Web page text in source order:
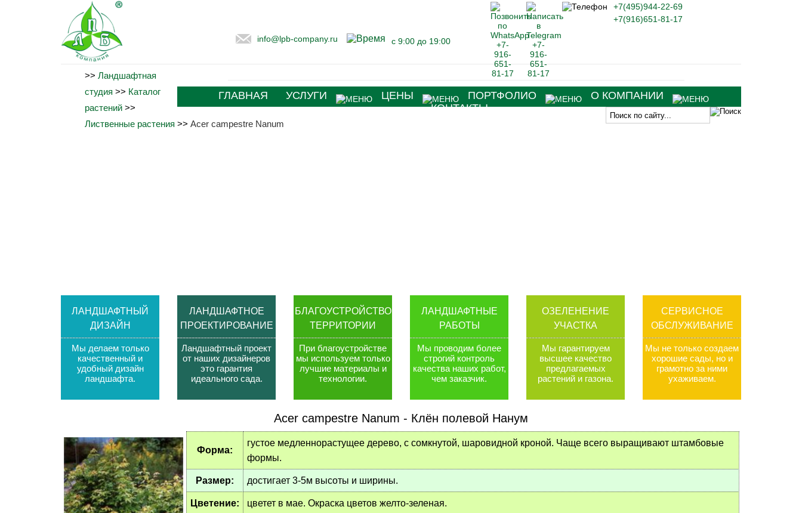
Acer campestre Nanum - Клён полевой Нанум
Форма:
густое медленнорастущее дерево, с сомкнутой, шаровидной кроной. Чаще всего выращивают штамбовые
формы.
Размер: достигает 3-5м высоты и ширины.
Цветение: цветет в мае. Окраска цветов желто-зеленая.
info@lpb-company.ru с 9:00 до 19:00
+7(495)944-22-69
+7(916)651-81-17
ГЛАВНАЯ УСЛУГИ ЦЕНЫ ПОРТФОЛИО
О КОМПАНИИ
КОНТАКТЫ
>> Ландшафтная
студия >> Каталог
растений >>
Лиственные растения >> Acer campestre Nanum
ЛАНДШАФТНЫЙ
ДИЗАЙН
Мы делаем только
качественный и
удобный дизайн
ландшафта.
ЛАНДШАФТНОЕ
ПРОЕКТИРОВАНИЕ
Ландшафтный проект
от наших дизайнеров
это гарантия
идеального сада.
БЛАГОУСТРОЙСТВО
ТЕРРИТОРИИ
При благоустройстве
мы используем только
лучшие материалы и
технологии.
ЛАНДШАФТНЫЕ
РАБОТЫ
Мы проводим более
строгий контроль
качества наших работ,
чем заказчик.
ОЗЕЛЕНЕНИЕ
УЧАСТКА
Мы гарантируем
высшее качество
предлагаемых
растений и газона.
СЕРВИСНОЕ
ОБСЛУЖИВАНИЕ
Мы не только создаем
хорошие сады, но и
грамотно за ними
ухаживаем.